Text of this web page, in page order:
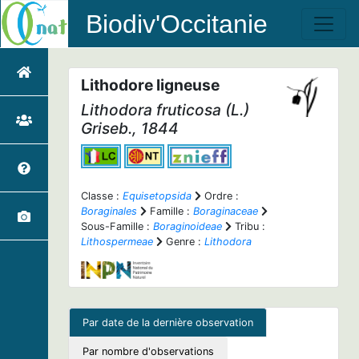
Biodiv'Occitanie
Lithodore ligneuse
Lithodora fruticosa (L.)
Griseb., 1844
Classe : Equisetopsida
Ordre :
Boraginales
Famille : Boraginaceae
Sous-Famille : Boraginoideae
Tribu :
Lithospermeae
Genre : Lithodora
Par date de la dernière observation
Par nombre d'observations